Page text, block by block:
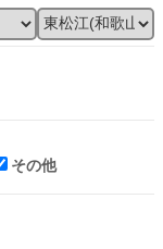
その他